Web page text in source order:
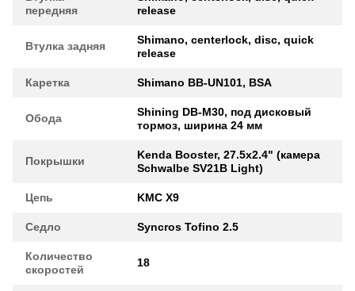
передняя
release
Втулка задняя
Shimano, centerlock, disc, quick
release
Каретка Shimano BB-UN101, BSA
Обода
Shining DB-M30, под дисковый
тормоз, ширина 24 мм
Покрышки
Kenda Booster, 27.5x2.4" (камера
Schwalbe SV21B Light)
Цепь KMC X9
Седло Syncros Tofino 2.5
Количество
скоростей
18